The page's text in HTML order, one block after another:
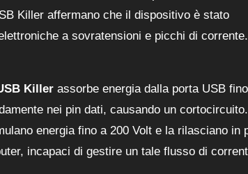
Killer affermano che il dispositivo è stato
a sovratensioni e picchi di corrente.
Killer assorbe energia dalla porta USB
nei pin dati, causando un cortocircuito.
energia fino a 200 Volt e la rilasciano in
incapaci di gestire un tale flusso di